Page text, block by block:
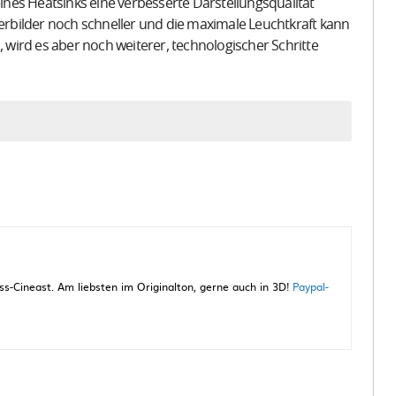
Heatsinks eine verbesserte Darstellungsqualität
noch schneller und die maximale Leuchtkraft kann
es aber noch weiterer, technologischer Schritte
Cineast. Am liebsten im Originalton, gerne auch in 3D! Paypal-